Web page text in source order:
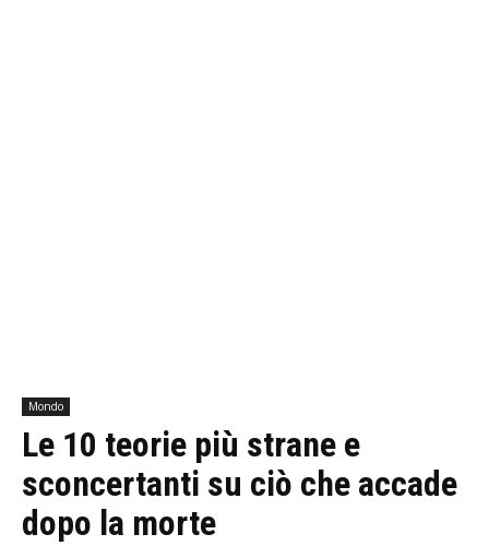
Mondo
Le 10 teorie più strane e
sconcertanti su ciò che accade
dopo la morte